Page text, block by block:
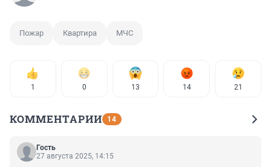
Пожар Квартира МЧС
1 0 13 14 21
КОММЕНТАРИИ 14
Гость
27 августа 2025, 14:15